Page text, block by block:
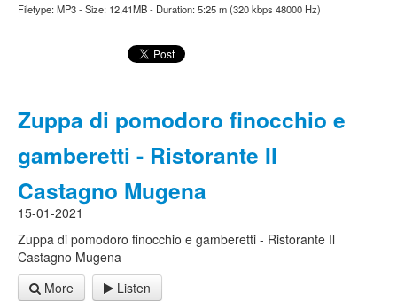
Filetype: MP3 - Size: 12,41MB - Duration: 5:25 m (320 kbps 48000 Hz)
Zuppa di pomodoro finocchio e
gamberetti - Ristorante Il
Castagno Mugena
15-01-2021
Zuppa di pomodoro finocchio e gamberetti - Ristorante Il
Castagno Mugena
More
Listen